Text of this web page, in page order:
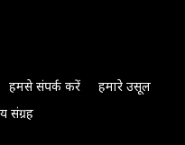
हमसे संपर्क करें
हमारे उसूल
संग्रह